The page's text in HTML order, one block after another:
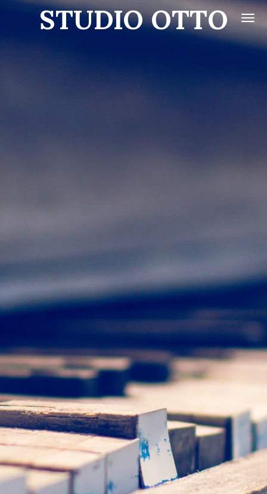
HauptinhaltSTUDIO OTTO